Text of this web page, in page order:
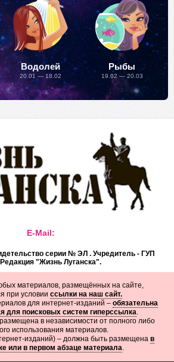
Водолей
20.01 — 18.02
Рыбы
19.02 — 20.03
E-Mail:
серии № ЭЛ . Учредитель - ГУП
"Жизнь Луганска".
материалов, размещённых на сайте,
при условии ссылки на наш сайт.
для интернет-изданий – обязательна
для поисковых систем гиперссылка.
в независимости от полного либо
использования материалов.
изданий) – должна быть размещена в
или в первом абзаце материала.